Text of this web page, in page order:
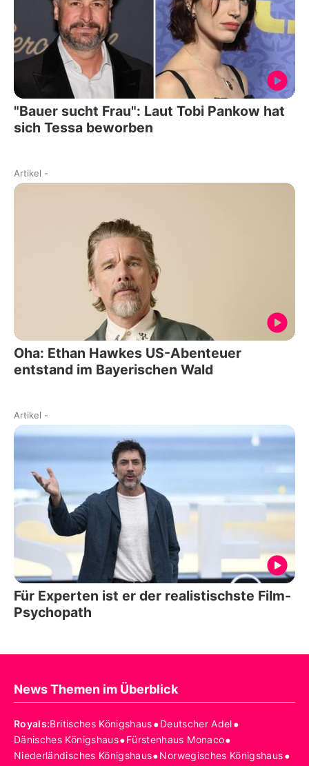
"Bauer sucht Frau": Laut Tobi Pankow hat
sich Tessa beworben
Artikel -
Oha: Ethan Hawkes US-Abenteuer
entstand im Bayerischen Wald
Artikel -
Für Experten ist er der realistischste Film-
Psychopath
News Themen im Überblick
Royals:Britisches Königshaus•Deutscher Adel•
Dänisches Königshaus•Fürstenhaus Monaco•
Niederländisches Königshaus•Norwegisches Königshaus•